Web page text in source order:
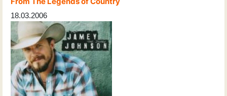
18.03.2006